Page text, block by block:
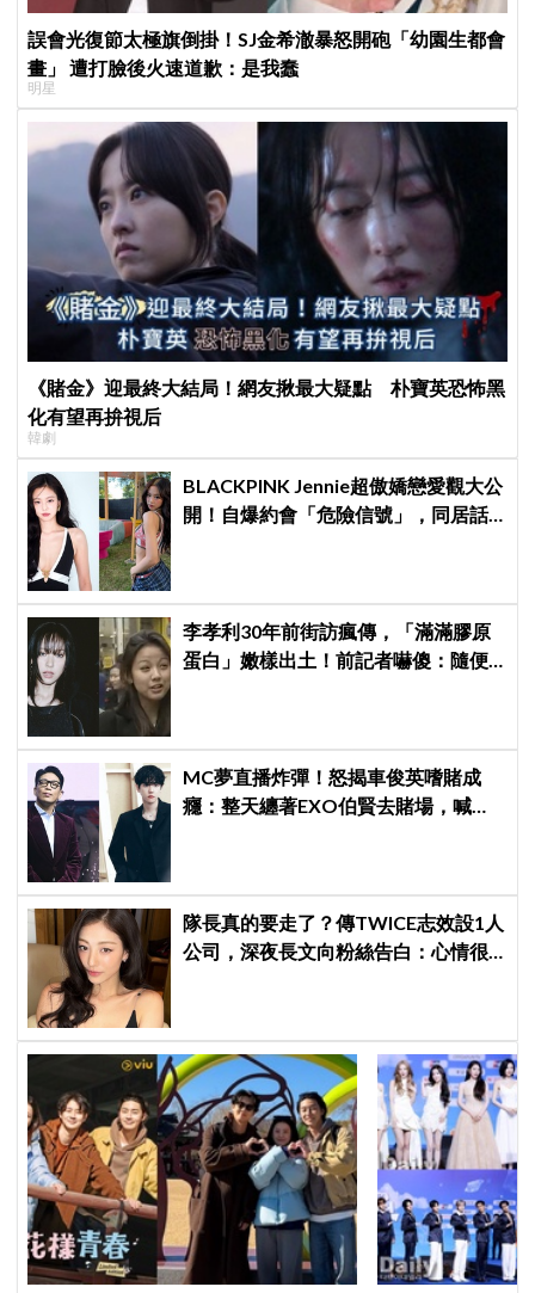
誤會光復節太極旗倒掛！SJ金希澈暴怒開砲「幼園生都會
畫」 遭打臉後火速道歉：是我蠢
明星
《賭金》迎最終大結局！網友揪最大疑點 朴寶英恐怖黑
化有望再拚視后
韓劇
BLACKPINK Jennie超傲嬌戀愛觀大公
開！自爆約會「危險信號」，同居話
李孝利30年前街訪瘋傳，「滿滿膠原
蛋白」嫩樣出土！前記者嚇傻：隨便
MC夢直播炸彈！怒揭車俊英嗜賭成
癮：整天纏著EXO伯賢去賭場，喊話
隊長真的要走了？傳TWICE志效設1人
公司，深夜長文向粉絲告白：心情很